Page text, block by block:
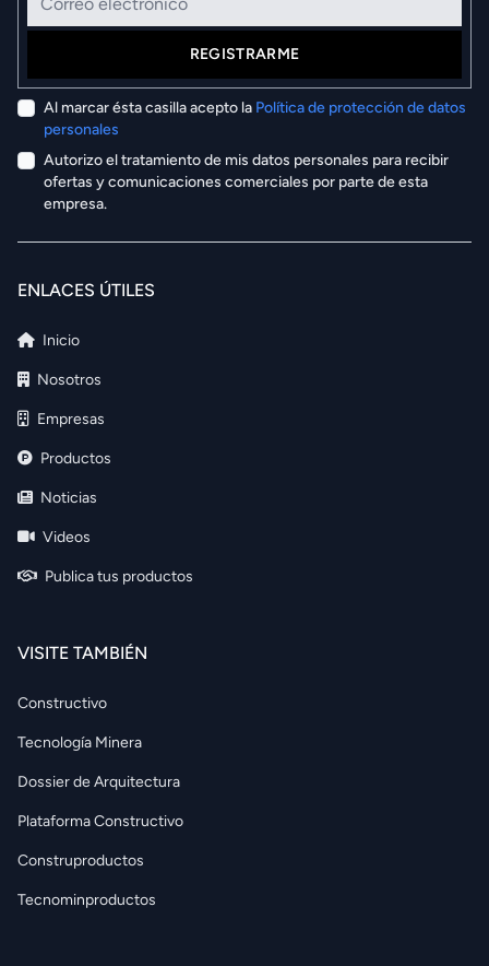
REGISTRARME
Al marcar ésta casilla acepto la Política de protección de datos
personales
Autorizo el tratamiento de mis datos personales para recibir
ofertas y comunicaciones comerciales por parte de esta
empresa.
ENLACES ÚTILES
Inicio
Nosotros
Empresas
Productos
Noticias
Videos
Publica tus productos
VISITE TAMBIÉN
Constructivo
Tecnología Minera
Dossier de Arquitectura
Plataforma Constructivo
Construproductos
Tecnominproductos